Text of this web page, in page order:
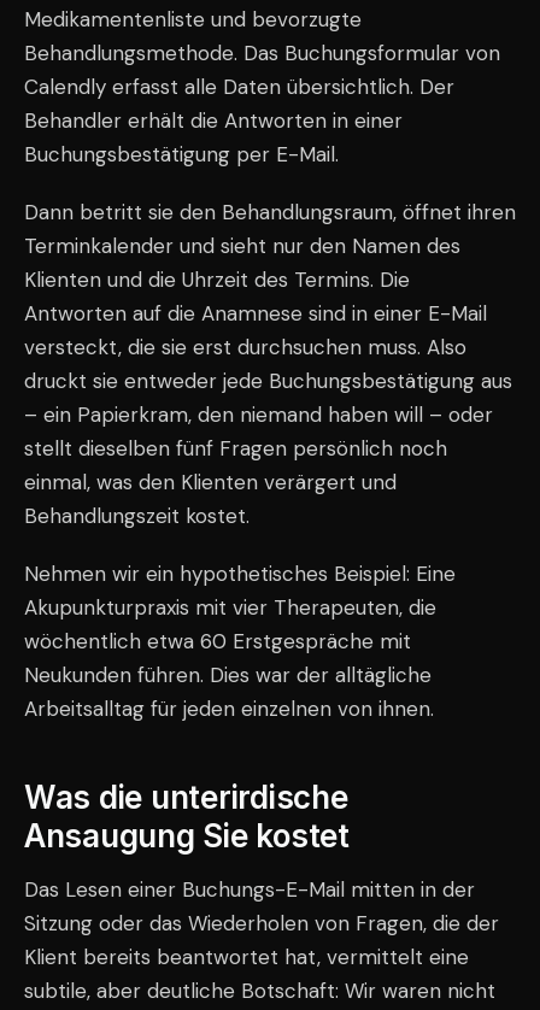
Medikamentenliste und bevorzugte
Behandlungsmethode. Das Buchungsformular von
Calendly erfasst alle Daten übersichtlich. Der
Behandler erhält die Antworten in einer
Buchungsbestätigung per E-Mail.
Dann betritt sie den Behandlungsraum, öffnet ihren
Terminkalender und sieht nur den Namen des
Klienten und die Uhrzeit des Termins. Die
Antworten auf die Anamnese sind in einer E-Mail
versteckt, die sie erst durchsuchen muss. Also
druckt sie entweder jede Buchungsbestätigung aus
– ein Papierkram, den niemand haben will – oder
stellt dieselben fünf Fragen persönlich noch
einmal, was den Klienten verärgert und
Behandlungszeit kostet.
Nehmen wir ein hypothetisches Beispiel: Eine
Akupunkturpraxis mit vier Therapeuten, die
wöchentlich etwa 60 Erstgespräche mit
Neukunden führen. Dies war der alltägliche
Arbeitsalltag für jeden einzelnen von ihnen.
Was die unterirdische
Ansaugung Sie kostet
Das Lesen einer Buchungs-E-Mail mitten in der
Sitzung oder das Wiederholen von Fragen, die der
Klient bereits beantwortet hat, vermittelt eine
subtile, aber deutliche Botschaft: Wir waren nicht